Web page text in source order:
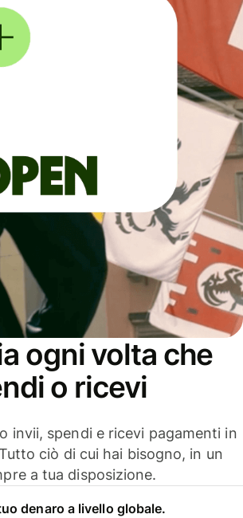
ogni volta che
o ricevi
invii, spendi e ricevi pagamenti in
ciò di cui hai bisogno, in un
a tua disposizione.
denaro a livello globale.